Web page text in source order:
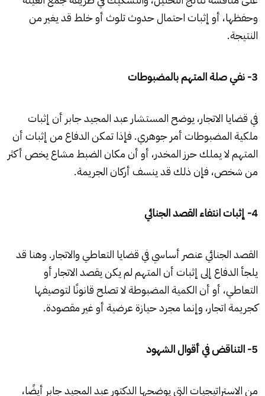
وحفظها، أو إثبات احتمال حدوث تلوث أو خلط قد يغير من
النتيجة.
3- نفي صلة المتهم بالمضبوطات
في قضايا الاتجار، يوضح المستشار عبد المجيد جابر أن إثبات
ملكية المضبوطات أمر جوهري. فإذا تمكن الدفاع من إثبات أن
المتهم لا يملك حرز المخدر، أو أن مكان الضبط مشاع يخص أكثر
من شخص، فإن ذلك قد ينسف أركان الجريمة.
4- إثبات انتفاء القصد الجنائي
القصد الجنائي عنصر أساسي في قضايا التعاطي والاتجار. وهنا قد
يلجأ الدفاع إلى إثبات أن المتهم لم يكن يقصد الاتجار أو
التعاطي، أو أن الكمية المضبوطة لا تصلح قانونًا لتوصيفها
كجريمة اتجار، وإنما مجرد حيازة عرضية أو غير مقصودة.
5- التناقض في أقوال الشهود
من الاستراتيجيات التي يوضحها الدكتور عبد المجيد جابر أيضًا،